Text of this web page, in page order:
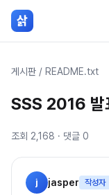
본문 바로가기
삵
게시판 / README.txt
SSS 2016 발
조회 2,168 · 댓글 0
j jasper 작성자